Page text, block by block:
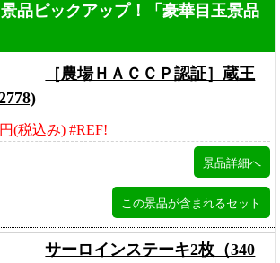
品ピックアップ！「豪華目玉景品
［農場ＨＡＣＣＰ認証］蔵王
(税込み) #REF!
サーロインステーキ2枚（340